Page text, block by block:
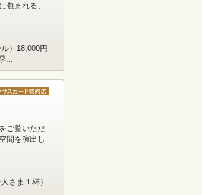
包まれる、
）18,000円
...
ご覧いただ
間を演出し
さま１杯）